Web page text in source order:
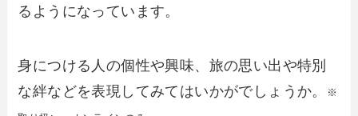
るようになっています。
身につける人の個性や興味、旅の思い出や特別
な絆などを表現してみてはいかがでしょうか。
※